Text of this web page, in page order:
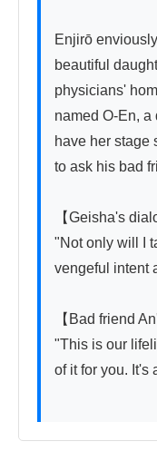
Enjirō
beautiful
physicians'
named O-En, a
have her stage
to ask his bad
【Geisha's
"Not only will I
vengeful intent
【Bad friend
"This is our
of it for you. It's